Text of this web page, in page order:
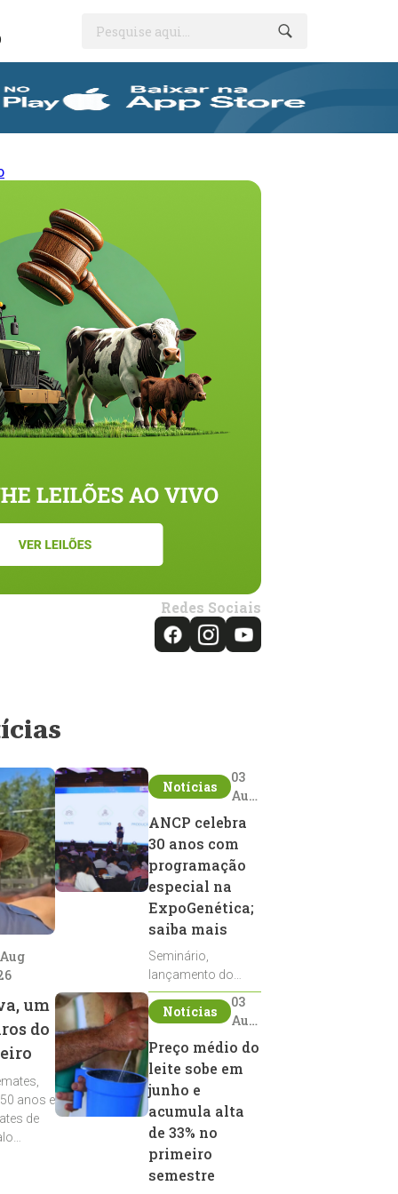
Pesquise aqui...
Redes Sociais
um
do
anos e
de
Notícias
03
Aug
ANCP celebra
30 anos com
programação
especial na
ExpoGenética;
saiba mais
Seminário,
lançamento do
Sumário de Touros,
debates, podcast,
reprodutores e
homenagens
integram a
programação da
entidade durante a
ExpoGenética 2026
Notícias
03
Aug
2026
Preço médio do
leite sobe em
junho e
acumula alta
de 33% no
primeiro
semestre